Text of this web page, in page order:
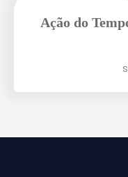
Ação do